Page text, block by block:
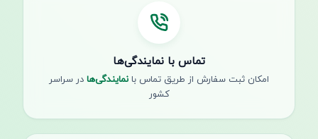
تماس با نمایندگی‌ها
امکان ثبت سفارش از طریق تماس بانمایندگی‌هادر سراسر
کشور